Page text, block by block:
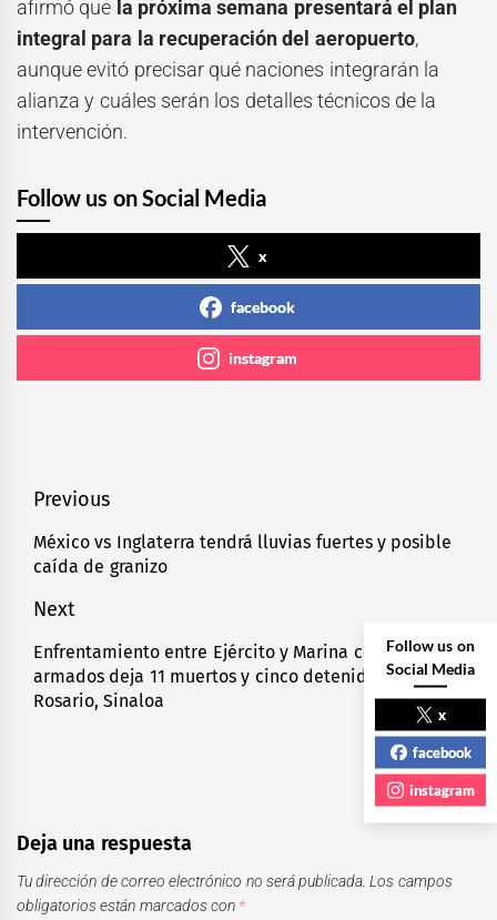
afirmó que la próxima semana presentará el plan
integral para la recuperación del aeropuerto,
aunque evitó precisar qué naciones integrarán la
alianza y cuáles serán los detalles técnicos de la
intervención.
Follow us on Social Media
x
facebook
instagram
Navegación
de
entradas
Previous
Previous
post:
México vs Inglaterra tendrá lluvias fuertes y posible
caída de granizo
Next
Next
post:
Enfrentamiento entre Ejército y Marina contra civiles
armados deja 11 muertos y cinco detenidos en
Rosario, Sinaloa
Deja una respuesta
Tu dirección de correo electrónico no será publicada. Los campos
obligatorios están marcados con *
Follow us on
Social Media
x
facebook
instagram